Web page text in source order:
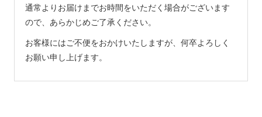
通常よりお届けまでお時間をいただく場合がございます
ので、あらかじめご了承ください。
お客様にはご不便をおかけいたしますが、何卒よろしく
お願い申し上げます。